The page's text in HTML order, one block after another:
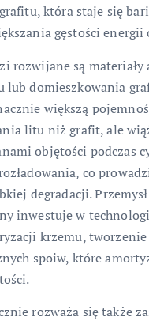
która staje się
gęstości energii
rozwijane są materiały
lub domieszkowania
większą
litu niż grafit, ale
objętości podczas
co
degradacji. Przemysł
inwestuje w
krzemu,
spoiw, które
rozważa się także